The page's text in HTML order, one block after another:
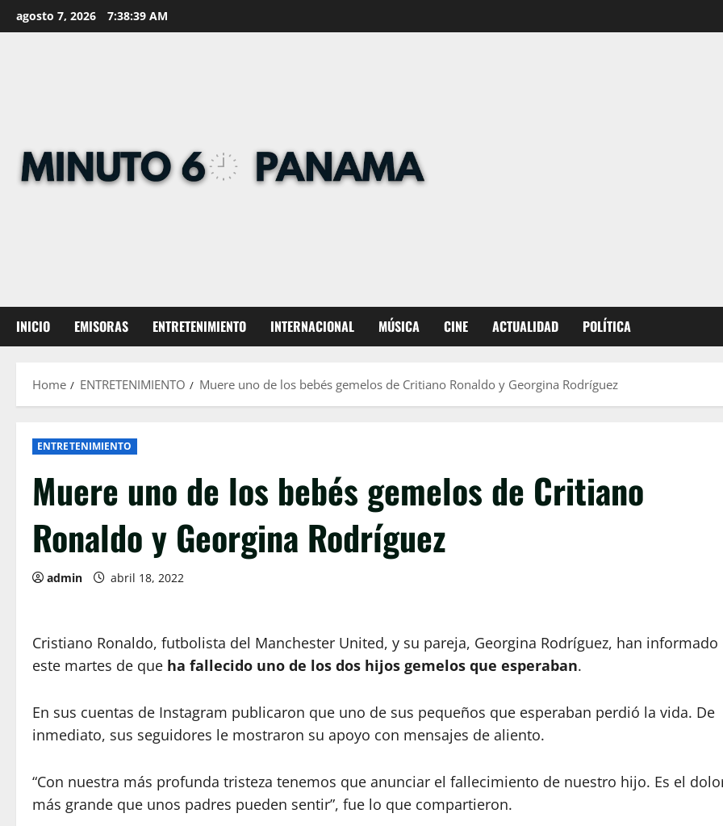
to
agosto 7, 2026 7:38:39 AM
INICIO EMISORAS ENTRETENIMIENTO INTERNACIONAL MÚSICA CINE ACTUALIDAD POLÍTICA
Home ENTRETENIMIENTO Muere uno de los bebés gemelos de Critiano Ronaldo y Georgina Rodríguez
ENTRETENIMIENTO
Muere uno de los bebés gemelos de Critiano
Ronaldo y Georgina Rodríguez
admin abril 18, 2022
Cristiano Ronaldo, futbolista del Manchester United, y su pareja, Georgina Rodríguez, han informado
este martes de que ha fallecido uno de los dos hijos gemelos que esperaban.
En sus cuentas de Instagram publicaron que uno de sus pequeños que esperaban perdió la vida. De
inmediato, sus seguidores le mostraron su apoyo con mensajes de aliento.
“Con nuestra más profunda tristeza tenemos que anunciar el fallecimiento de nuestro hijo. Es el
más grande que unos padres pueden sentir”, fue lo que compartieron.